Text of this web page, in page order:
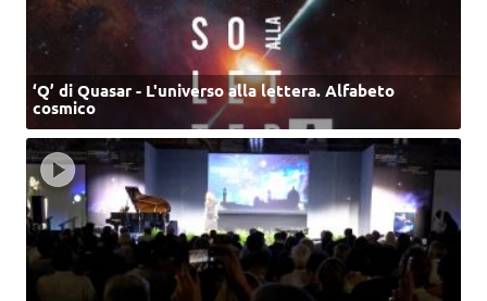
‘Q’ di Quasar - L'universo alla lettera. Alfabeto
cosmico